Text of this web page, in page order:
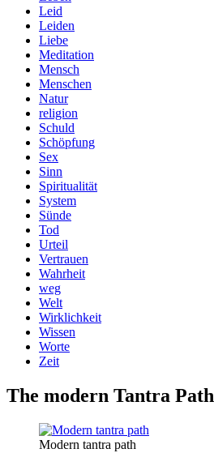
Leid
Leiden
Liebe
Meditation
Mensch
Menschen
Natur
religion
Schuld
Schöpfung
Sex
Sinn
Spiritualität
System
Sünde
Tod
Urteil
Vertrauen
Wahrheit
weg
Welt
Wirklichkeit
Wissen
Worte
Zeit
The modern Tantra Path
Modern tantra path